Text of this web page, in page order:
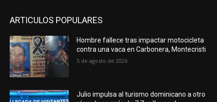
ARTICULOS POPULARES
Hombre fallece tras impactar motocicleta
contra una vaca en Carbonera, Montecristi
5 de agosto de 2026
Julio impulsa al turismo dominicano a otro